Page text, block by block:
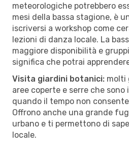
meteorologiche potrebbero
mesi della bassa stagione, è
iscriversi a workshop come
lezioni di danza locale. La
maggiore disponibilità e
significa che potrai
Visita giardini botanici: molti
aree coperte e serre che
quando il tempo non
Offrono anche una grande
urbano e ti permettono di
locale.